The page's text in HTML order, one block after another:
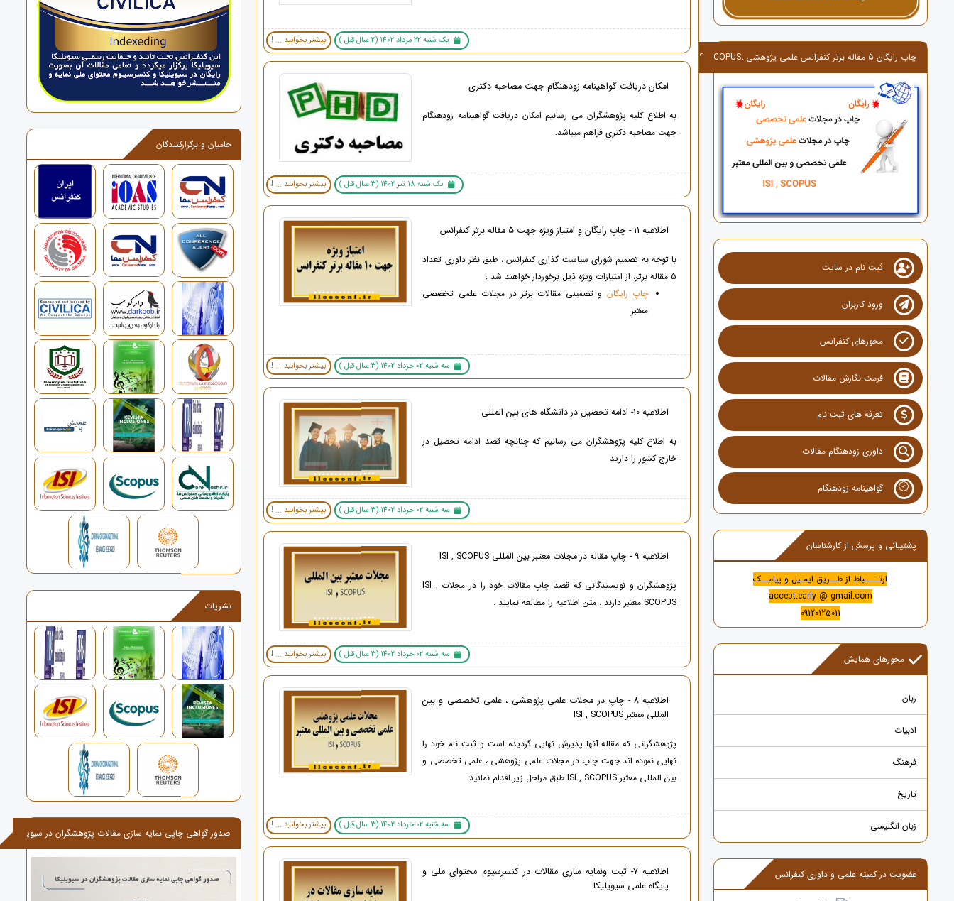
چاپ رایگان 5 مقاله برتر کنفرانس علمی پژوهشی ،ISI,SCOPUS
ثبت نام در سایت
ورود کاربران
محورهای کنفرانس
فرمت نگارش مقالات
تعرفه های ثبت نام
داوری زودهنگام مقالات
گواهینامه زودهنگام
پشتیبانی و پرسش از کارشناسان
ارتــــباط از طــریق ایمـیل و پیامــک
accept.early @ gmail.com
09120125011
محورهای همایش
زبان
ادبیات
فرهنگ
تاریخ
زبان انگلیسی
عضویت در کمیته علمی و داوری کنفرانس
یک شنبه 22 مرداد 1402 (2 سال قبل ) بیشتر بخوانید ... !
امکان دریافت گواهینامه زودهنگام جهت مصاحبه دکتری
به اطلاع کلیه پژوهشگران می رسانیم امکان دریافت گواهینامه زودهنگام
جهت مصاحبه دکتری فراهم میباشد.
یک شنبه 18 تیر 1402 (3 سال قبل ) بیشتر بخوانید ... !
اطلاعیه 11 - چاپ رایگان و امتیاز ویژه جهت 5 مقاله برتر کنفرانس
با توجه به تصمیم شورای سیاست گذاری کنفرانس ، طبق نظر داوری تعداد
5 مقاله برتر، از امتیازات ویژه ذیل برخوردار خواهند شد :
چاپ رایگان و تضمینی مقالات برتر در مجلات علمی تخصصی
معتبر
سه شنبه 02 خرداد 1402 (3 سال قبل ) بیشتر بخوانید ... !
اطلاعیه 10- ادامه تحصیل در دانشگاه های بین المللی
به اطلاع کلیه پژوهشگران می رسانیم که چنانچه قصد ادامه تحصیل در
خارج کشور را دارید
سه شنبه 02 خرداد 1402 (3 سال قبل ) بیشتر بخوانید ... !
اطلاعیه 9 - چاپ مقاله در مجلات معتبر بین المللی ISI , SCOPUS
پژوهشگران و نویسندگانی که قصد چاپ مقالات خود را در مجلات ISI ,
SCOPUS معتبر دارند ، متن اطلاعیه را مطالعه نمایند .
سه شنبه 02 خرداد 1402 (3 سال قبل ) بیشتر بخوانید ... !
اطلاعیه 8 - چاپ در مجلات علمی پژوهشی ، علمی تخصصی و بین
المللی معتبر ISI , SCOPUS
پژوهشگرانی که مقاله آنها پذیرش نهایی گردیده است و ثبت نام خود را
نهایی نموده اند جهت چاپ در مجلات علمی پژوهشی ، علمی تخصصی و
بین المللی معتبر ISI , SCOPUS طبق مراحل زیر اقدام نمائید:
سه شنبه 02 خرداد 1402 (3 سال قبل ) بیشتر بخوانید ... !
اطلاعیه 7- ثبت ونمایه سازی مقالات در کنسرسیوم محتوای ملی و
پایگاه علمی سیویلیکا
حامیان و برگزارکنندگان
نشریات
صدور گواهی چاپی نمایه سازی مقالات پژوهشگران در سیویلیکا